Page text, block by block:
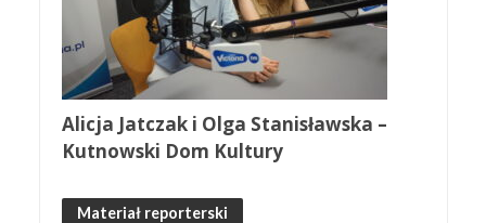
Alicja Jatczak i Olga Stanisławska –
Kutnowski Dom Kultury
Materiał reporterski